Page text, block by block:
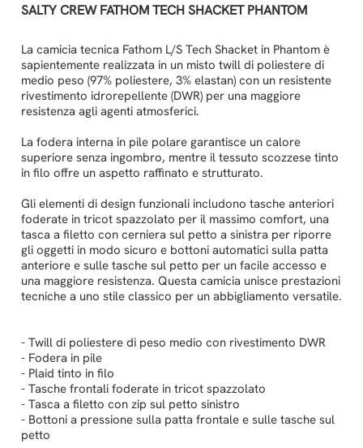
SALTY CREW FATHOM TECH SHACKET PHANTOM
La camicia tecnica Fathom L/S Tech Shacket in Phantom è
sapientemente realizzata in un misto twill di poliestere di
medio peso (97% poliestere, 3% elastan) con un resistente
rivestimento idrorepellente (DWR) per una maggiore
resistenza agli agenti atmosferici.
La fodera interna in pile polare garantisce un calore
superiore senza ingombro, mentre il tessuto scozzese tinto
in filo offre un aspetto raffinato e strutturato.
Gli elementi di design funzionali includono tasche anteriori
foderate in tricot spazzolato per il massimo comfort, una
tasca a filetto con cerniera sul petto a sinistra per riporre
gli oggetti in modo sicuro e bottoni automatici sulla patta
anteriore e sulle tasche sul petto per un facile accesso e
una maggiore resistenza. Questa camicia unisce prestazioni
tecniche a uno stile classico per un abbigliamento versatile.
- Twill di poliestere di peso medio con rivestimento DWR
- Fodera in pile
- Plaid tinto in filo
- Tasche frontali foderate in tricot spazzolato
- Tasca a filetto con zip sul petto sinistro
- Bottoni a pressione sulla patta frontale e sulle tasche sul
petto